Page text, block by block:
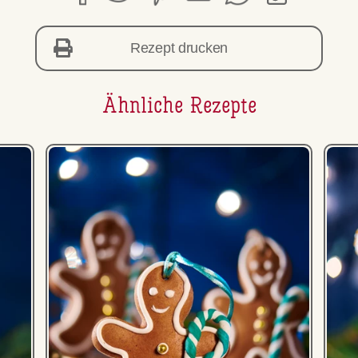
Rezept drucken
Ähnliche Rezepte